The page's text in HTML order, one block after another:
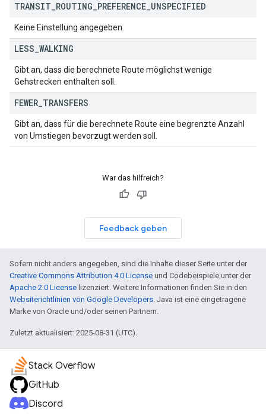
TRANSIT ROUTING PREFERENCE UNSPECIFIED
Keine Einstellung angegeben.
LESS WALKING
Gibt an, dass die berechnete Route möglichst wenige
Gehstrecken enthalten soll.
FEWER TRANSFERS
Gibt an, dass für die berechnete Route eine begrenzte Anzahl
von Umstiegen bevorzugt werden soll.
War das hilfreich?
Feedback geben
Sofern nicht anders angegeben, sind die Inhalte dieser Seite unter der
Creative Commons Attribution 4.0 License und Codebeispiele unter der
Apache 2.0 License lizenziert. Weitere Informationen finden Sie in den
Websiterichtlinien von Google Developers. Java ist eine eingetragene
Marke von Oracle und/oder seinen Partnern.
Zuletzt aktualisiert: 2025-08-31 (UTC).
Stack Overflow
GitHub
Discord